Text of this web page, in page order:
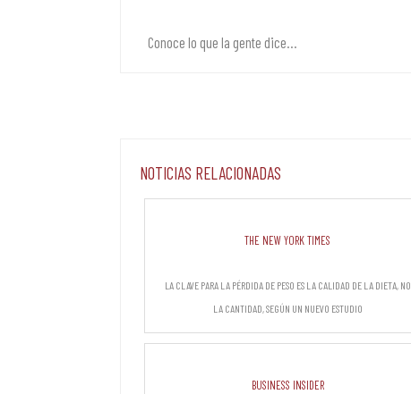
Conoce lo que la gente dice…
Noticias Relacionadas
The New York Times
La clave para la pérdida de peso es la calidad de la dieta, no
la cantidad, según un nuevo estudio
Business Insider